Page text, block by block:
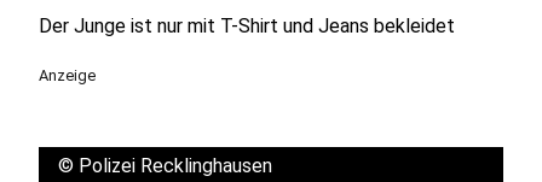
Der Junge ist nur mit T-Shirt und Jeans bekleidet
Anzeige
© Polizei Recklinghausen